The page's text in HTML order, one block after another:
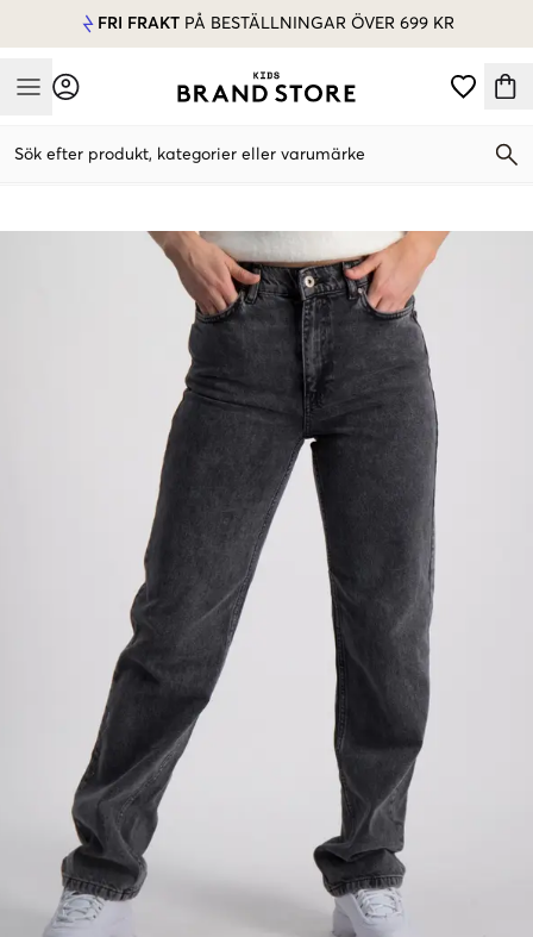
FRI FRAKT PÅ BESTÄLLNINGAR ÖVER 699 KR
Mobile Menu
Sök efter produkt, kategorier eller varumärke